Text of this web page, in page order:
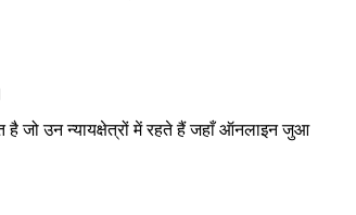
जो उन न्यायक्षेत्रों में रहते हैं जहाँ ऑनलाइन जुआ